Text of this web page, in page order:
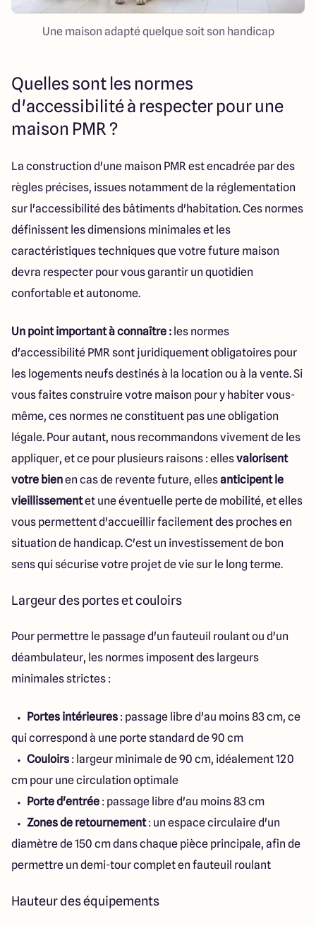
Une maison adapté quelque soit son handicap
Quelles sont les normes
d'accessibilité à respecter pour une
maison PMR ?
La construction d'une maison PMR est encadrée par des
règles précises, issues notamment de la réglementation
sur l'accessibilité des bâtiments d'habitation. Ces normes
définissent les dimensions minimales et les
caractéristiques techniques que votre future maison
devra respecter pour vous garantir un quotidien
confortable et autonome.
Un point important à connaître : les normes
d'accessibilité PMR sont juridiquement obligatoires pour
les logements neufs destinés à la location ou à la vente. Si
vous faites construire votre maison pour y habiter vous-
même, ces normes ne constituent pas une obligation
légale. Pour autant, nous recommandons vivement de les
appliquer, et ce pour plusieurs raisons : ellesvalorisent
votre bienen cas de revente future, ellesanticipent le
vieillissementet une éventuelle perte de mobilité, et elles
vous permettent d'accueillir facilement des proches en
situation de handicap. C'est un investissement de bon
sens qui sécurise votre projet de vie sur le long terme.
Largeur des portes et couloirs
Pour permettre le passage d'un fauteuil roulant ou d'un
déambulateur, les normes imposent des largeurs
minimales strictes :
Portes intérieures : passage libre d'au moins 83 cm, ce
qui correspond à une porte standard de 90 cm
Couloirs : largeur minimale de 90 cm, idéalement 120
cm pour une circulation optimale
Porte d'entrée : passage libre d'au moins 83 cm
Zones de retournement: un espace circulaire d'un
diamètre de 150 cm dans chaque pièce principale, afin de
permettre un demi-tour complet en fauteuil roulant
Hauteur des équipements